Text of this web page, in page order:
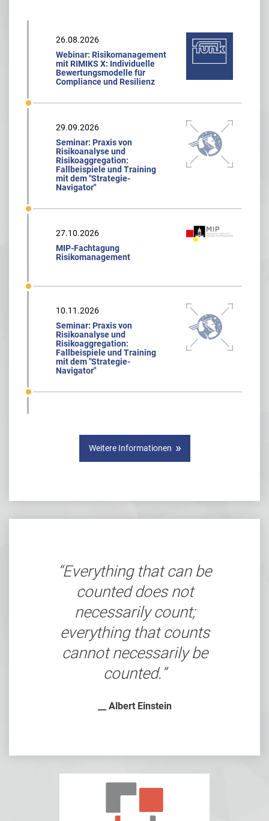
26.08.2026
Webinar: Risikomanagement
mit RIMIKS X: Individuelle
Bewertungsmodelle für
Compliance und Resilienz
29.09.2026
Seminar: Praxis von
Risikoanalyse und
Risikoaggregation:
Fallbeispiele und Training
mit dem "Strategie-
Navigator"
27.10.2026
MIP-Fachtagung
Risikomanagement
10.11.2026
Seminar: Praxis von
Risikoanalyse und
Risikoaggregation:
Fallbeispiele und Training
mit dem "Strategie-
Navigator"
Weitere Informationen
Everything that can be
counted does not
necessarily count;
everything that counts
cannot necessarily be
counted.
__ Albert Einstein